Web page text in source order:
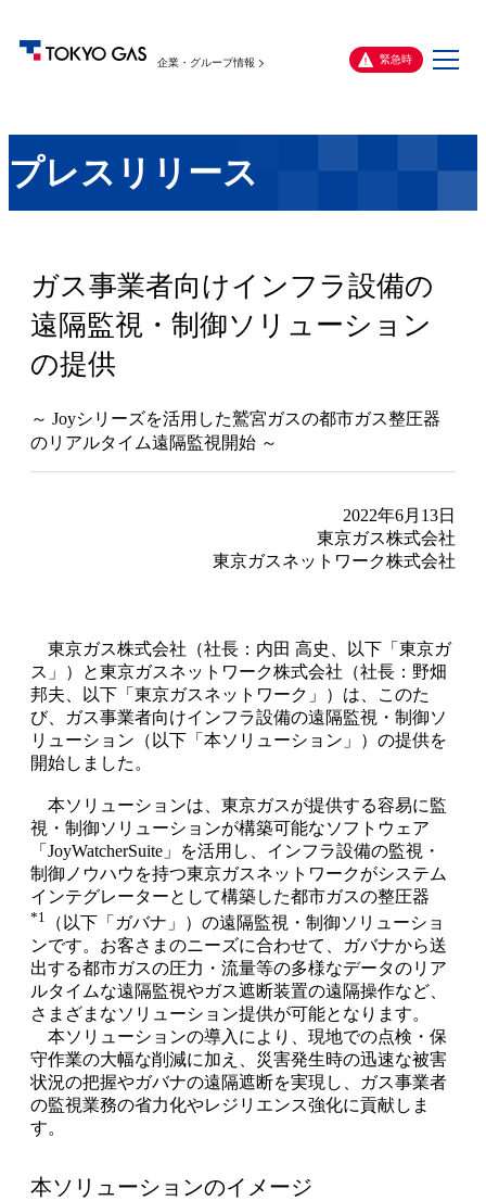
企業・グループ情報 緊急時
メ
プレスリリース
ガス事業者向けインフラ設備の
遠隔監視・制御ソリューション
の提供
～ Joyシリーズを活用した鷲宮ガスの都市ガス整圧器
のリアルタイム遠隔監視開始 ～
2022年6月13日
東京ガス株式会社
東京ガスネットワーク株式会社
東京ガス株式会社（社長：内田 高史、以下「東京ガ
ス」）と東京ガスネットワーク株式会社（社長：野畑
邦夫、以下「東京ガスネットワーク」）は、このた
び、ガス事業者向けインフラ設備の遠隔監視・制御ソ
リューション（以下「本ソリューション」）の提供を
開始しました。
本ソリューションは、東京ガスが提供する容易に監
視・制御ソリューションが構築可能なソフトウェア
「JoyWatcherSuite」を活用し、インフラ設備の監視・
制御ノウハウを持つ東京ガスネットワークがシステム
インテグレーターとして構築した都市ガスの整圧器
*1
（以下「ガバナ」）の遠隔監視・制御ソリューショ
ンです。お客さまのニーズに合わせて、ガバナから送
出する都市ガスの圧力・流量等の多様なデータのリア
ルタイムな遠隔監視やガス遮断装置の遠隔操作など、
さまざまなソリューション提供が可能となります。
本ソリューションの導入により、現地での点検・保
守作業の大幅な削減に加え、災害発生時の迅速な被害
状況の把握やガバナの遠隔遮断を実現し、ガス事業者
の監視業務の省力化やレジリエンス強化に貢献しま
す。
本ソリューションのイメージ